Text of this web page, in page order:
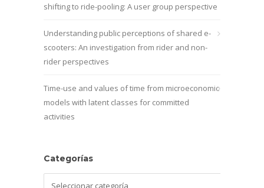
shifting to ride-pooling: A user group perspective
Understanding public perceptions of shared e-
scooters: An investigation from rider and non-
rider perspectives
Time-use and values of time from microeconomic
models with latent classes for committed
activities
Categorías